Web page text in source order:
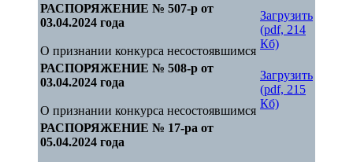
РАСПОРЯЖЕНИЕ № 507-р от
03.04.2024 года
О признании конкурса несостоявшимся
Загрузить
(pdf, 214
Кб)
РАСПОРЯЖЕНИЕ № 508-р от
03.04.2024 года
О признании конкурса несостоявшимся
Загрузить
(pdf, 215
Кб)
РАСПОРЯЖЕНИЕ № 17-ра от
05.04.2024 года